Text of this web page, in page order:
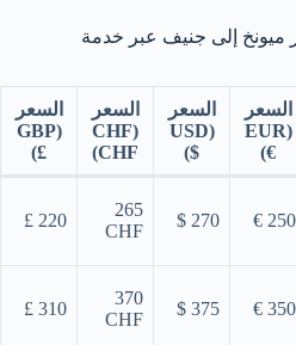
ميونخ إلى جنيف عبر خدمة
السعر
(EUR
€)
السعر
(USD
$)
السعر
(CHF
CHF)
السعر
(GBP
£)
250 €
270 $
265
CHF
220 £
350 €
375 $
370
CHF
310 £